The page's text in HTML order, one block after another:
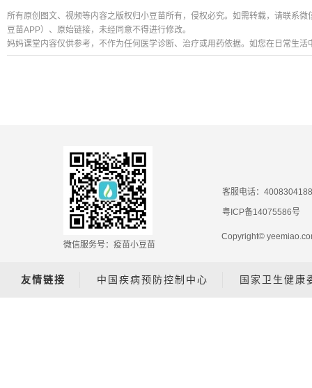
所有原创图文、视频等内容之版权归小豆苗所有，侵权必究。如需转载，请联系
豆苗APP）、原始链接，未经同意不得进行修改。
妈妈课堂内容仅供参考，不作为任何医学诊断、治疗或用药依据。如您在日常生
微信服务号：疫苗小豆苗
客服电话：4008304188
粤ICP备14075586号
Copyright©
友情链接 中国疾病预防控制中心 国家卫生健康